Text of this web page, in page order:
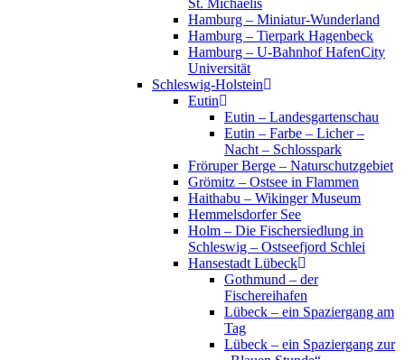
St. Michaelis
Hamburg – Miniatur-Wunderland
Hamburg – Tierpark Hagenbeck
Hamburg – U-Bahnhof HafenCity
Universität
Schleswig-Holstein
Eutin
Eutin – Landesgartenschau
Eutin – Farbe – Licher –
Nacht – Schlosspark
Fröruper Berge – Naturschutzgebiet
Grömitz – Ostsee in Flammen
Haithabu – Wikinger Museum
Hemmelsdorfer See
Holm – Die Fischersiedlung in
Schleswig – Ostseefjord Schlei
Hansestadt Lübeck
Gothmund – der
Fischereihafen
Lübeck – ein Spaziergang am
Tag
Lübeck – ein Spaziergang zur